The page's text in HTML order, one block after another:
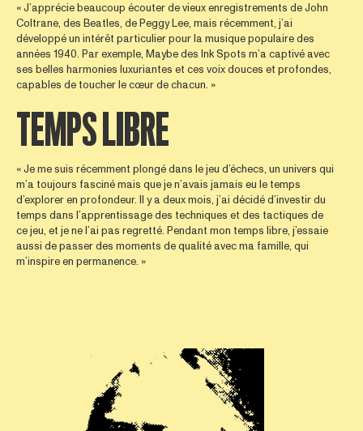
« J’apprécie beaucoup écouter de vieux enregistrements de John
Coltrane, des Beatles, de Peggy Lee, mais récemment, j’ai
développé un intérêt particulier pour la musique populaire des
années 1940. Par exemple, Maybe des Ink Spots m’a captivé avec
ses belles harmonies luxuriantes et ces voix douces et profondes,
capables de toucher le cœur de chacun. »
TEMPS LIBRE
« Je me suis récemment plongé dans le jeu d’échecs, un univers qui
m’a toujours fasciné mais que je n’avais jamais eu le temps
d’explorer en profondeur. Il y a deux mois, j’ai décidé d’investir du
temps dans l’apprentissage des techniques et des tactiques de
ce jeu, et je ne l’ai pas regretté. Pendant mon temps libre, j’essaie
aussi de passer des moments de qualité avec ma famille, qui
m’inspire en permanence. »